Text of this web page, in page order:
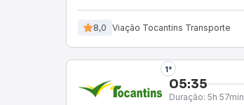
8,0 Viação Tocantins Transporte
1°
05:35
Duração: 5h 57min